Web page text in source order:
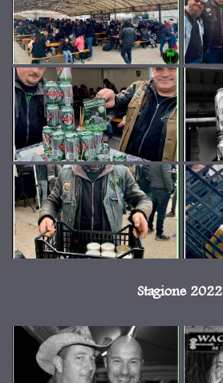
Stagione 2022